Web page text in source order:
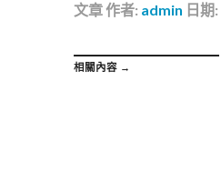
文章作者: admin 日期:
相關內容 →